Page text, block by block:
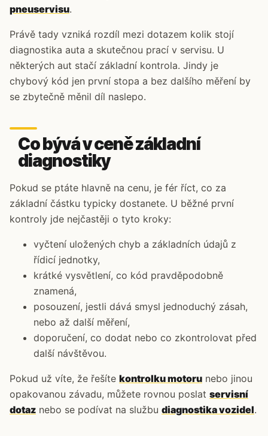
pneuservisu.
Právě tady vzniká rozdíl mezi dotazem kolik stojí
diagnostika auta a skutečnou prací v servisu. U
některých aut stačí základní kontrola. Jindy je
chybový kód jen první stopa a bez dalšího měření by
se zbytečně měnil díl naslepo.
Co bývá v ceně základní
diagnostiky
Pokud se ptáte hlavně na cenu, je fér říct, co za
základní částku typicky dostanete. U běžné první
kontroly jde nejčastěji o tyto kroky:
vyčtení uložených chyb a základních údajů z
řídicí jednotky,
krátké vysvětlení, co kód pravděpodobně
znamená,
posouzení, jestli dává smysl jednoduchý zásah,
nebo až další měření,
doporučení, co dodat nebo co zkontrolovat před
další návštěvou.
Pokud už víte, že řešíte kontrolku motoru nebo jinou
opakovanou závadu, můžete rovnou poslat servisní
dotaz nebo se podívat na službu diagnostika vozidel.